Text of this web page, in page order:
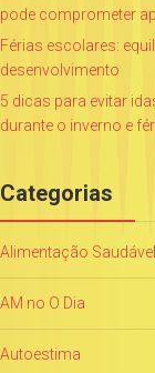
pode comprometer
Férias escolares:
desenvolvimento
5 dicas para evitar
durante o inverno e
Categorias
Alimentação Saudável
AM no O Dia
Autoestima